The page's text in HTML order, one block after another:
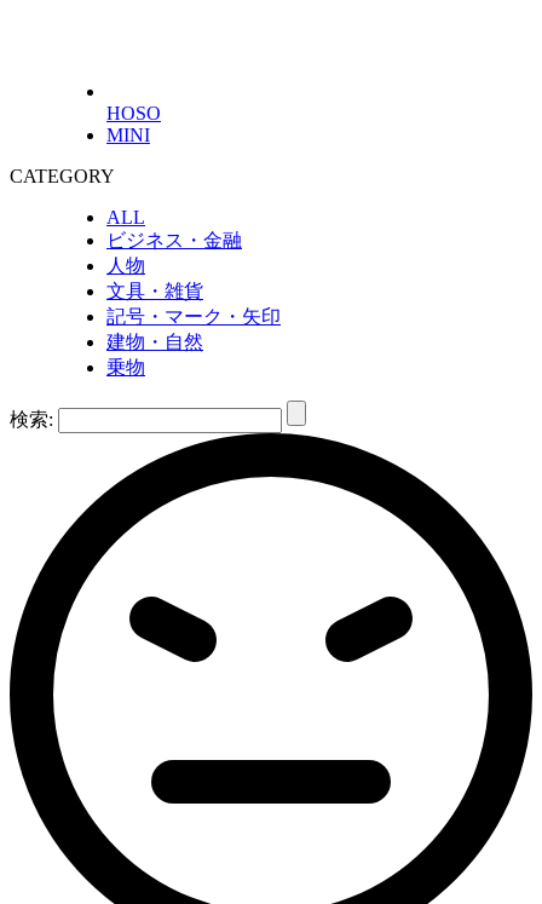
HOSO
MINI
CATEGORY
ALL
ビジネス・金融
人物
文具・雑貨
記号・マーク・矢印
建物・自然
乗物
検索: